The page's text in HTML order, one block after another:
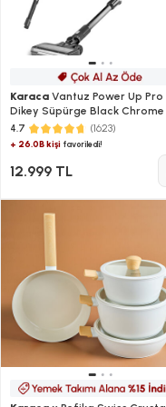
Karaca Vantuz Power Up Pro
Dikey Süpürge Black Chrome
4.7 (1623)
+ 26.0B kişi favoriledi!
12.999 TL